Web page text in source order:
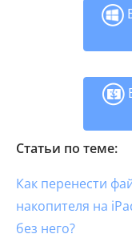
Статьи по теме:
Как перенести
накопителя на
без него?